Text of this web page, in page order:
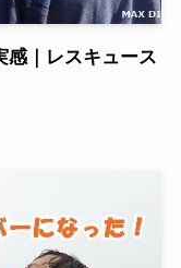
感｜レスキュース